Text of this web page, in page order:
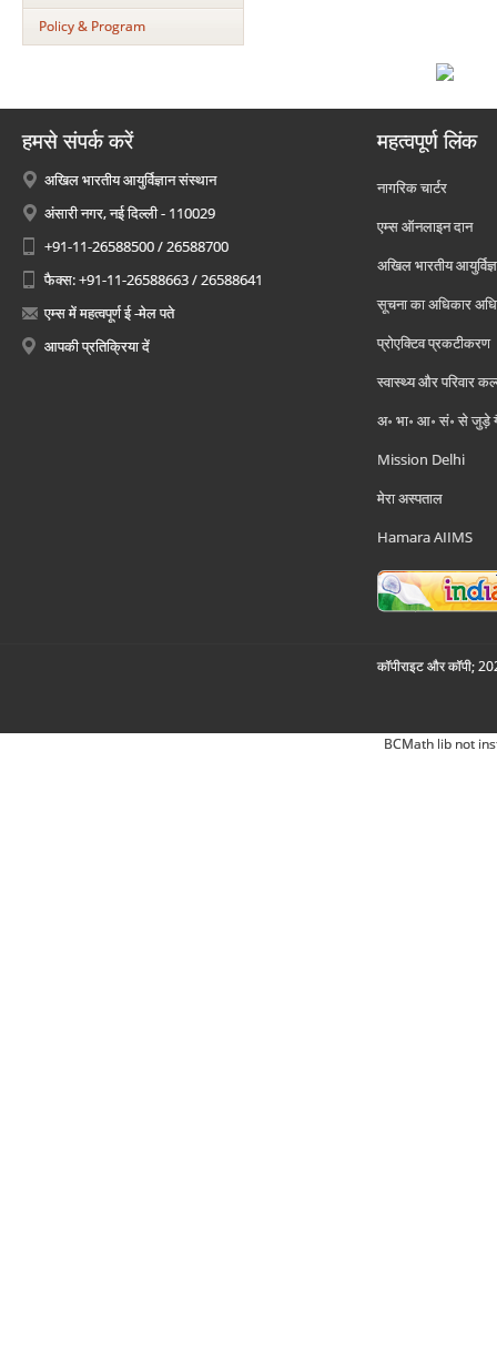
Policy & Program
हमसे संपर्क करें
अखिल भारतीय आयुर्विज्ञान संस्थान
अंसारी नगर, नई दिल्ली - 110029
+91-11-26588500 / 26588700
फैक्स: +91-11-26588663 / 26588641
एम्स में महत्वपूर्ण ई -मेल पते
आपकी प्रतिक्रिया दें
महत्वपूर्ण लिंक
नागरिक चार्टर
एम्स ऑनलाइन दान
अखिल भारतीय
सूचना का अधिकार
प्रोएक्टिव प्रकटीकरण
स्वास्थ्य और परिवार
अ॰ भा॰ आ॰ सं॰ से जुड़े
Mission Delhi
मेरा अस्पताल
Hamara AIIMS
कॉपीराइट और कॉपी;
BCMath lib not